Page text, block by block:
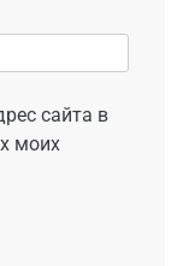
сайта в
моих